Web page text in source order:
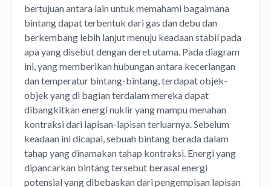
bertujuan antara lain untuk memahami bagaimana
bintang dapat terbentuk dari gas dan debu dan
berkembang lebih lanjut menuju keadaan stabil pada
apa yang disebut dengan deret utama. Pada diagram
ini, yang memberikan hubungan antara kecerlangan
dan temperatur bintang-bintang, terdapat objek-
objek yang di bagian terdalam mereka dapat
dibangkitkan energi nuklir yang mampu menahan
kontraksi dari lapisan-lapisan terluarnya. Sebelum
keadaan ini dicapai, sebuah bintang berada dalam
tahap yang dinamakan tahap kontraksi. Energi yang
dipancarkan bintang tersebut berasal energi
potensial yang dibebaskan dari pengempisan lapisan